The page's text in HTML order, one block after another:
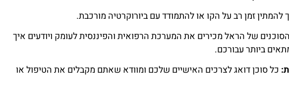
להמתין זמן רב על הקו או להתמודד עם ביורוקרטיה מורכבת.
הסוכנים של הראל מכירים את המערכת הרפואית והפיננסית לעומק ויודעים איך
ביותר עבורכם.
כל סוכן דואג לצרכים האישיים שלכם ומוודא שאתם מקבלים את הטיפול או